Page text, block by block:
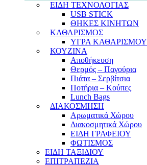
ΕΙΔΗ ΤΕΧΝΟΛΟΓΙΑΣ
USB STICK
ΘΗΚΕΣ ΚΙΝΗΤΩΝ
ΚΑΘΑΡΙΣΜΟΣ
ΥΓΡΑ ΚΑΘΑΡΙΣΜΟΥ
ΚΟΥΖΙΝΑ
Αποθήκευση
Θερμός – Παγούρια
Πιάτα – Σερβίτσια
Ποτήρια – Κούπες
Lunch Bags
ΔΙΑΚΟΣΜΗΣΗ
Αρωματικά Χώρου
Διακοσμητικά Χώρου
ΕΙΔΗ ΓΡΑΦΕΙΟΥ
ΦΩΤΙΣΜΟΣ
ΕΙΔΗ ΤΑΞΙΔΙΟΥ
ΕΠΙΤΡΑΠΕΖΙΑ